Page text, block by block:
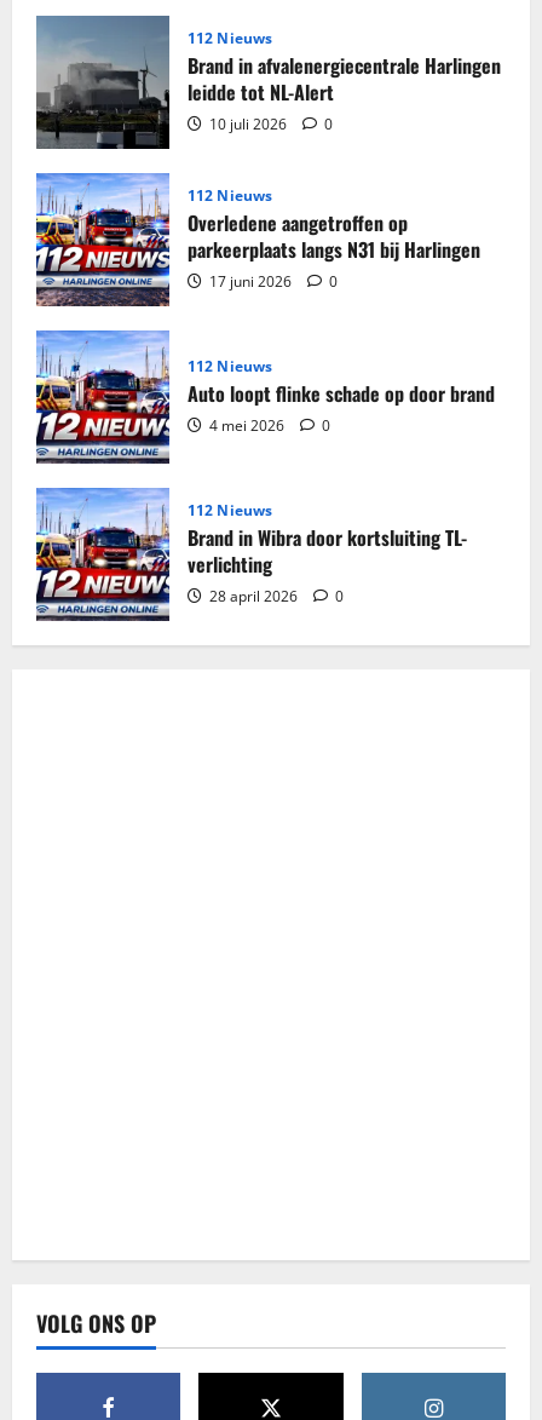
Grote
sigaretten
en
tabak
in
beslag
genomen
in
woning
Harlingen
112 Nieuws
Brand in afvalenergiecentrale Harlingen
leidde tot NL-Alert
10 juli 2026 0
112 Nieuws
Overledene aangetroffen op
parkeerplaats langs N31 bij Harlingen
17 juni 2026 0
112 Nieuws
Auto loopt flinke schade op door brand
4 mei 2026 0
112 Nieuws
Brand in Wibra door kortsluiting TL-
verlichting
28 april 2026 0
VOLG ONS OP